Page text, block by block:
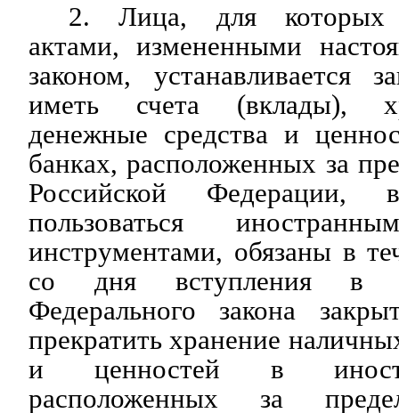
2. Лица, для которых
актами, измененными
законом, устанавливается
иметь счета (вклады),
денежные средства и
банках, расположенных за
Российской
пользоваться
инструментами, обязаны в
со дня вступления в
Федерального закона
прекратить хранение
и ценностей в
расположенных за